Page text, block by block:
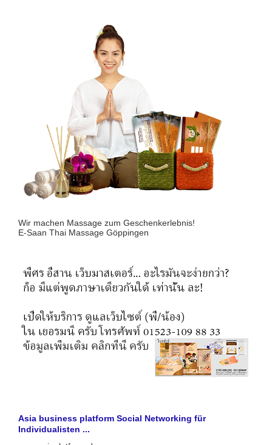
Wir machen Massage zum Geschenkerlebnis!
E-Saan Thai Massage Göppingen
Asia business platform Social Networking für
Individualisten ...